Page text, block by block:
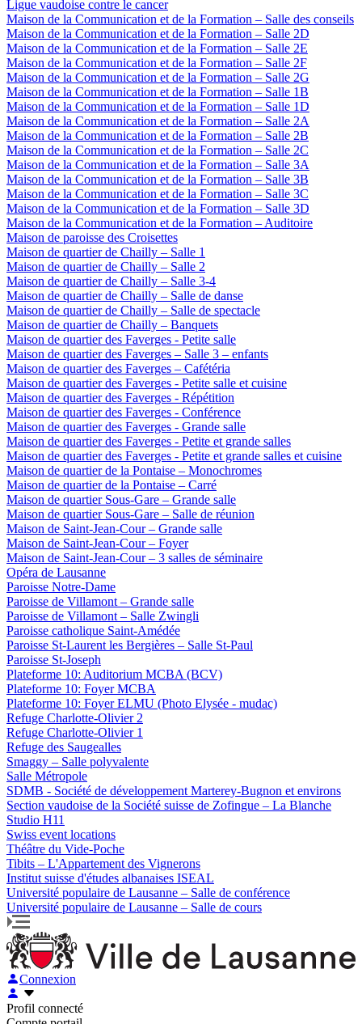
Ligue vaudoise contre le cancer
Maison de la Communication et de la Formation – Salle des conseils
Maison de la Communication et de la Formation – Salle 2D
Maison de la Communication et de la Formation – Salle 2E
Maison de la Communication et de la Formation – Salle 2F
Maison de la Communication et de la Formation – Salle 2G
Maison de la Communication et de la Formation – Salle 1B
Maison de la Communication et de la Formation – Salle 1D
Maison de la Communication et de la Formation – Salle 2A
Maison de la Communication et de la Formation – Salle 2B
Maison de la Communication et de la Formation – Salle 2C
Maison de la Communication et de la Formation – Salle 3A
Maison de la Communication et de la Formation – Salle 3B
Maison de la Communication et de la Formation – Salle 3C
Maison de la Communication et de la Formation – Salle 3D
Maison de la Communication et de la Formation – Auditoire
Maison de paroisse des Croisettes
Maison de quartier de Chailly – Salle 1
Maison de quartier de Chailly – Salle 2
Maison de quartier de Chailly – Salle 3-4
Maison de quartier de Chailly – Salle de danse
Maison de quartier de Chailly – Salle de spectacle
Maison de quartier de Chailly – Banquets
Maison de quartier des Faverges - Petite salle
Maison de quartier des Faverges – Salle 3 – enfants
Maison de quartier des Faverges – Cafétéria
Maison de quartier des Faverges - Petite salle et cuisine
Maison de quartier des Faverges - Répétition
Maison de quartier des Faverges - Conférence
Maison de quartier des Faverges - Grande salle
Maison de quartier des Faverges - Petite et grande salles
Maison de quartier des Faverges - Petite et grande salles et cuisine
Maison de quartier de la Pontaise – Monochromes
Maison de quartier de la Pontaise – Carré
Maison de quartier Sous-Gare – Grande salle
Maison de quartier Sous-Gare – Salle de réunion
Maison de Saint-Jean-Cour – Grande salle
Maison de Saint-Jean-Cour – Foyer
Maison de Saint-Jean-Cour – 3 salles de séminaire
Opéra de Lausanne
Paroisse Notre-Dame
Paroisse de Villamont – Grande salle
Paroisse de Villamont – Salle Zwingli
Paroisse catholique Saint-Amédée
Paroisse St-Laurent les Bergières – Salle St-Paul
Paroisse St-Joseph
Plateforme 10: Auditorium MCBA (BCV)
Plateforme 10: Foyer MCBA
Plateforme 10: Foyer ELMU (Photo Elysée - mudac)
Refuge Charlotte-Olivier 2
Refuge Charlotte-Olivier 1
Refuge des Saugealles
Smaggy – Salle polyvalente
Salle Métropole
SDMB - Société de développement Marterey-Bugnon et environs
Section vaudoise de la Société suisse de Zofingue – La Blanche
Studio H11
Swiss event locations
Théâtre du Vide-Poche
Tibits – L'Appartement des Vignerons
Institut suisse d'études albanaises ISEAL
Université populaire de Lausanne – Salle de conférence
Université populaire de Lausanne – Salle de cours
Connexion
Profil connecté